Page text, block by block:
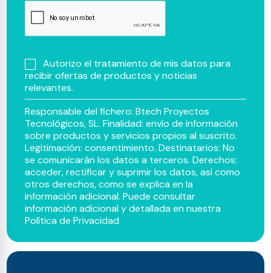
Autorizo el tratamiento de mis datos para
recibir ofertas de productos y noticias
relevantes.
Responsable del fichero: Btech Proyectos
Tecnológicos, SL. Finalidad: envío de información
sobre productos y servicios propios al suscrito.
Legitimación: consentimiento. Destinatarios: No
se comunicarán los datos a terceros. Derechos:
acceder, rectificar y suprimir los datos, así como
otros derechos, como se explica en la
información adicional. Puede consultar
información adicional y detallada en nuestra
Política de Privacidad